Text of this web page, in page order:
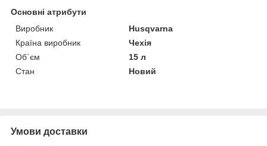
Основні атрибути
Виробник
Husqvarna
Країна виробник
Чехія
Об`єм
15 л
Стан
Новий
Умови доставки